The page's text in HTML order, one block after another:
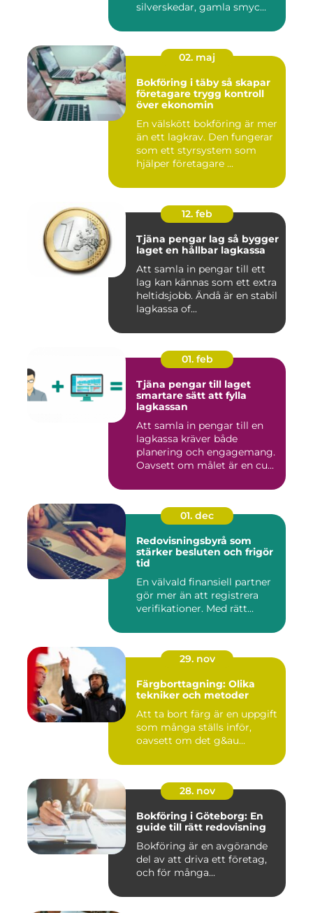
silverskedar, gamla smyc...
02. maj
Bokföring i täby så skapar
företagare trygg kontroll
över ekonomin
En välskött bokföring är mer
än ett lagkrav. Den fungerar
som ett styrsystem som
hjälper företagare ...
12. feb
Tjäna pengar lag så bygger
laget en hållbar lagkassa
Att samla in pengar till ett
lag kan kännas som ett extra
heltidsjobb. Ändå är en stabil
lagkassa of...
01. feb
Tjäna pengar till laget
smartare sätt att fylla
lagkassan
Att samla in pengar till en
lagkassa kräver både
planering och engagemang.
Oavsett om målet är en cu...
01. dec
Redovisningsbyrå som
stärker besluten och frigör
tid
En välvald finansiell partner
gör mer än att registrera
verifikationer. Med rätt...
29. nov
Färgborttagning: Olika
tekniker och metoder
Att ta bort färg är en uppgift
som många ställs inför,
oavsett om det g&au...
28. nov
Bokföring i Göteborg: En
guide till rätt redovisning
Bokföring är en avgörande
del av att driva ett företag,
och för många...